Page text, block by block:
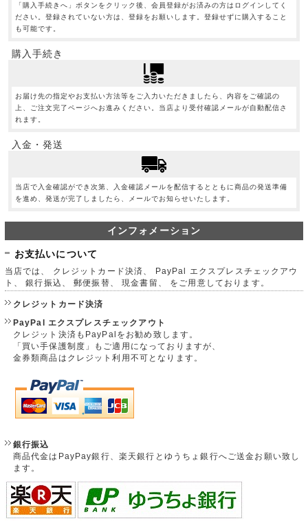
「購入手続きへ」ボタンをクリック後、会員登録がお済みの方はログインしてく
ださい。登録されていない方は、登録をお願いします。登録せずに購入すること
も可能です。
購入手続き
お届け先の指定やお支払い方法等をご入力いただきましたら、内容をご確認の
上、ご注文完了ページへお進みください。当店より受付確認メールが自動配信さ
れます。
入金・発送
当店で入金確認ができ次第、入金確認メールを配信するとともに商品の発送準備
を進め、発送が完了しましたら、メールでお知らせいたします。
インフォメーション
お支払いについて
当店では、 クレジットカード決済、 PayPal エクスプレスチェックアウ
ト、 銀行振込、 郵便振替、 現金書留、 をご用意しております。
クレジットカード決済
PayPal エクスプレスチェックアウト
クレジット決済もPayPalをお勧め致します。
「買い手保護制度」もご適用になっておりますが、
金券類商品はクレジット利用不可となります。
銀行振込
商品代金はPayPay銀行、楽天銀行とゆうちょ銀行へご送金お願い致し
ます。